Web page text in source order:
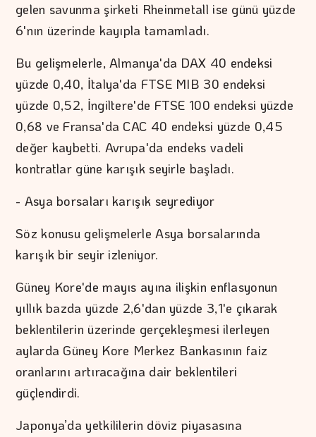
gelen savunma şirketi Rheinmetall ise günü yüzde
6'nın üzerinde kayıpla tamamladı.
Bu gelişmelerle, Almanya'da DAX 40 endeksi
yüzde 0,40, İtalya'da FTSE MIB 30 endeksi
yüzde 0,52, İngiltere'de FTSE 100 endeksi yüzde
0,68 ve Fransa'da CAC 40 endeksi yüzde 0,45
değer kaybetti. Avrupa'da endeks vadeli
kontratlar güne karışık seyirle başladı.
- Asya borsaları karışık seyrediyor
Söz konusu gelişmelerle Asya borsalarında
karışık bir seyir izleniyor.
Güney Kore'de mayıs ayına ilişkin enflasyonun
yıllık bazda yüzde 2,6'dan yüzde 3,1'e çıkarak
beklentilerin üzerinde gerçekleşmesi ilerleyen
aylarda Güney Kore Merkez Bankasının faiz
oranlarını artıracağına dair beklentileri
güçlendirdi.
Japonya’da yetkililerin döviz piyasasına